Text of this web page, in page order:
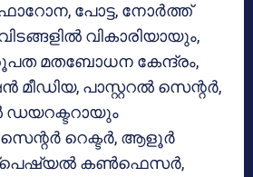
പോട്ട, നോര്‍ത്ത്
വികാരിയായും,
മതബോധന കേന്ദ്രം,
പാസ്റ്ററല്‍ സെന്റര്‍,
ഡയറക്ടറായും
സെന്റര്‍ റെക്ടര്‍, ആളൂര്‍
കണ്‍ഫെസര്‍,